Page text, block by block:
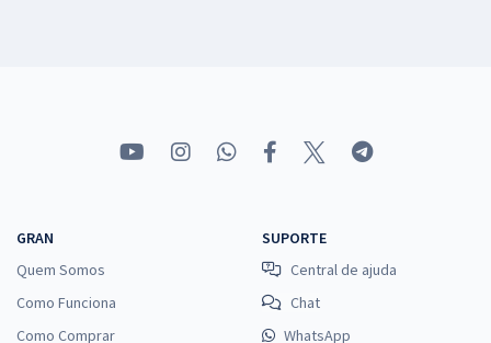
GRAN
Quem Somos
Como Funciona
Como Comprar
SUPORTE
Central de ajuda
Chat
WhatsApp